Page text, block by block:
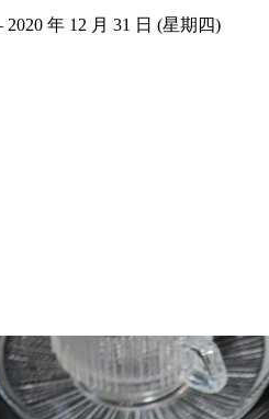
2020 年 12 月 31 日 (星期四)